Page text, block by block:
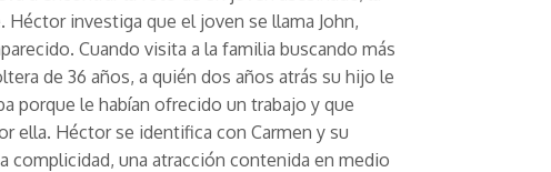
Héctor investiga que el joven se llama John,
Cuando visita a la familia buscando más
de 36 años, a quién dos años atrás su hijo le
porque le habían ofrecido un trabajo y que
ella. Héctor se identifica con Carmen y su
complicidad, una atracción contenida en medio